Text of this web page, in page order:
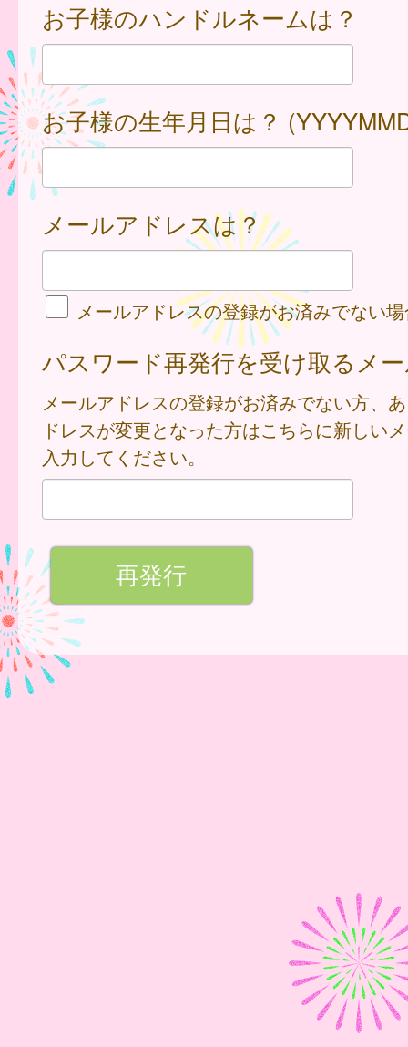
お子様のハンドルネームは？
お子様の生年月日は？
メールアドレスは？
メールアドレスの登録がお済みでない
パスワード再発行を受け取るメ
メールアドレスの登録がお済みでない方、
ドレスが変更となった方はこちらに新しい
入力してください。